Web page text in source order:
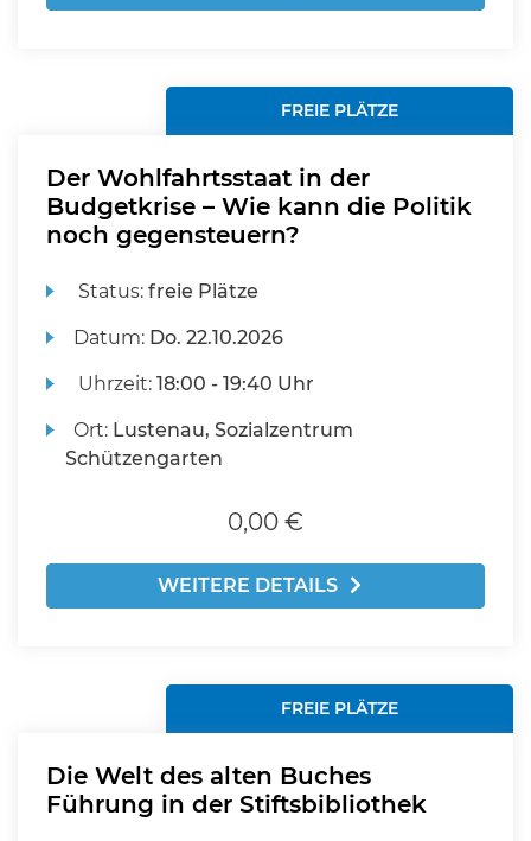
FREIE PLÄTZE
Der Wohlfahrtsstaat in der
Budgetkrise – Wie kann die Politik
noch gegensteuern?
Status:freie Plätze
Datum: Do. 22.10.2026
Uhrzeit:18:00 - 19:40 Uhr
Ort: Lustenau, Sozialzentrum
Schützengarten
0,00 €
WEITERE DETAILS
FREIE PLÄTZE
Die Welt des alten Buches
Führung in der Stiftsbibliothek